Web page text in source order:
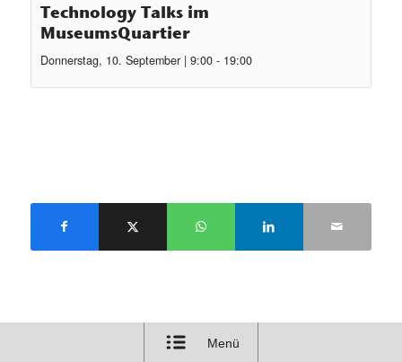
Technology Talks im
MuseumsQuartier
Donnerstag, 10. September | 9:00 - 19:00
Menü